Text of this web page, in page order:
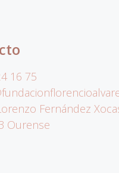
16 75
Fernández
Ourense